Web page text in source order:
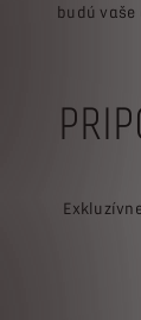
budú